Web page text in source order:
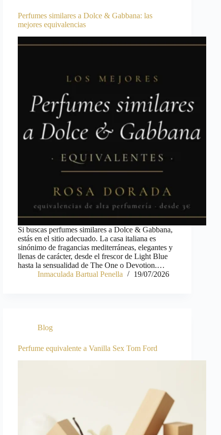
Perfumes similares a Dolce & Gabbana: las
mejores equivalencias
Si buscas perfumes similares a Dolce & Gabbana,
estás en el sitio adecuado. La casa italiana es
sinónimo de fragancias mediterráneas, elegantes y
llenas de carácter, desde el frescor de Light Blue
hasta la sensualidad de The One o Devotion.…
Inmaculada Bartual Penella
19/07/2026
Blog
Perfume equivalente a Vanilla Sex Tom Ford